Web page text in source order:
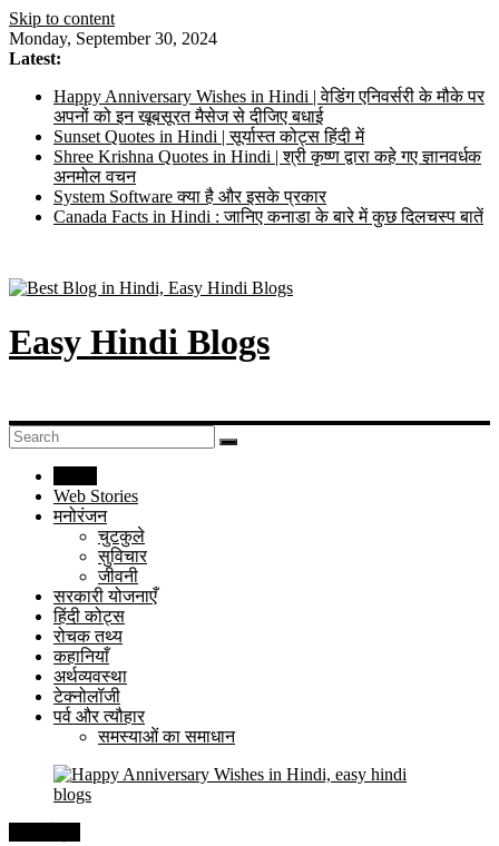
Skip to content
Monday, September 30, 2024
Latest:
Happy Anniversary Wishes in Hindi | वेडिंग एनिवर्सरी के मौके पर
अपनों को इन खूबसूरत मैसेज से दीजिए बधाई
Sunset Quotes in Hindi | सूर्यास्त कोट्स हिंदी में
Shree Krishna Quotes in Hindi | श्री कृष्ण द्वारा कहे गए ज्ञानवर्धक
अनमोल वचन
System Software क्या है और इसके प्रकार
Canada Facts in Hindi : जानिए कनाडा के बारे में कुछ दिलचस्प बातें
Easy Hindi Blogs
Web Stories
मनोरंजन
चुटकुले
सुविचार
जीवनी
सरकारी योजनाएँ
हिंदी कोट्स
रोचक तथ्य
कहानियाँ
अर्थव्यवस्था
टेक्नोलॉजी
पर्व और त्यौहार
समस्याओं का समाधान